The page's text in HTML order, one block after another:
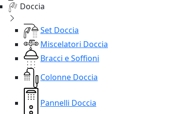
Doccia
Set Doccia
Miscelatori Doccia
Bracci e Soffioni
Colonne Doccia
Pannelli Doccia